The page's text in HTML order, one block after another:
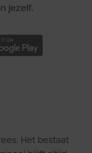
jezelf.
Het bestaat